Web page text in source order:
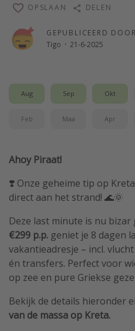
GEPUBLICEERD DOOR
Tigo · 21-6-2025
OPSLAAN DELEN
Aug Sep Okt
Feb Maa Apr
Ahoy Piraat!
❣️ Onze geheime tip op
direct aan het strand! 🌊🌞
Deze last minute is nu bizar
€299 p.p. geniet je 8 dagen
vakantieadresje – incl.
én transfers. Perfect voor
op zee en pure Griekse
Bekijk de details hieronder
van de massa op Kreta.